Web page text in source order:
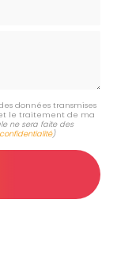
données transmises
le traitement de ma
ne sera faite des
)